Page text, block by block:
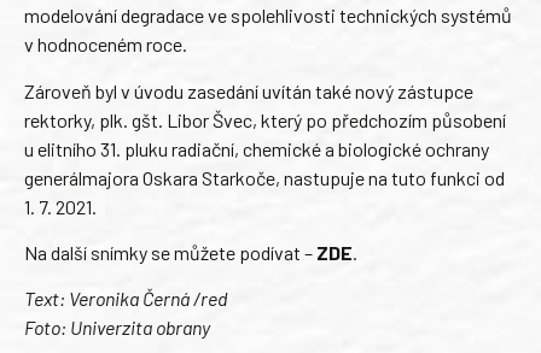
modelování degradace ve spolehlivosti technických systémů
v hodnoceném roce.
Zároveň byl v úvodu zasedání uvítán také nový zástupce
rektorky, plk. gšt. Libor Švec, který po předchozím působení
u elitního 31. pluku radiační, chemické a biologické ochrany
generálmajora Oskara Starkoče, nastupuje na tuto funkci od
1. 7. 2021.
Na další snímky se můžete podívat – ZDE.
Text: Veronika Černá /red
Foto: Univerzita obrany